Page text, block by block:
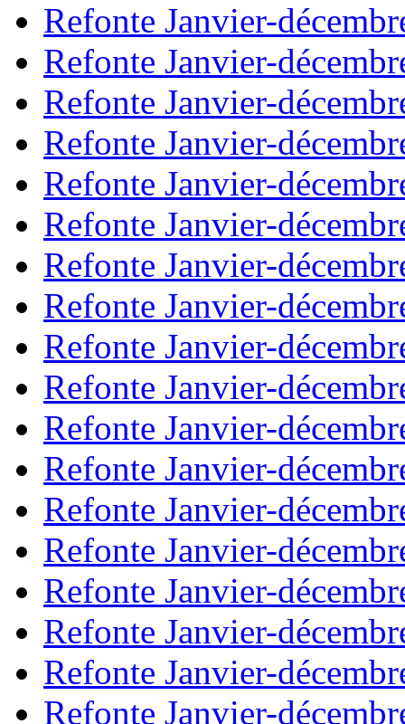
Refonte Janvier-
Refonte Janvier-
Refonte Janvier-
Refonte Janvier-
Refonte Janvier-
Refonte Janvier-
Refonte Janvier-
Refonte Janvier-
Refonte Janvier-
Refonte Janvier-
Refonte Janvier-
Refonte Janvier-
Refonte Janvier-
Refonte Janvier-
Refonte Janvier-
Refonte Janvier-
Refonte Janvier-
Refonte Janvier-